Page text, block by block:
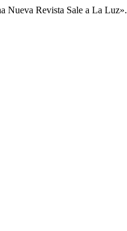
Nueva Revista Sale a La Luz».